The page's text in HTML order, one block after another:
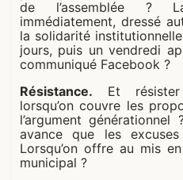
de l’assemblée ?
immédiatement, dressé
la solidarité
jours, puis un vendredi
communiqué Facebook ?
Résistance. Et résister
lorsqu’on couvre les
l’argument générationnel
avance que les
Lorsqu’on offre au mis
municipal ?